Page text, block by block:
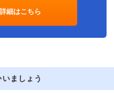
細はこちら
ましょう